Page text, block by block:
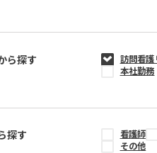
ら探す
訪問看
本社勤務
探す
看護師
その他